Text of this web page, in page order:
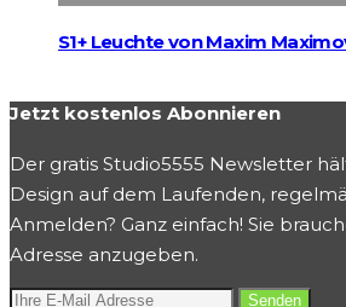
S1+ Leuchte von Maxim
Jetzt kostenlos Abonnieren
Der gratis Studio5555 Newsletter
Design auf dem Laufenden,
Anmelden? Ganz einfach! Sie
Adresse anzugeben.